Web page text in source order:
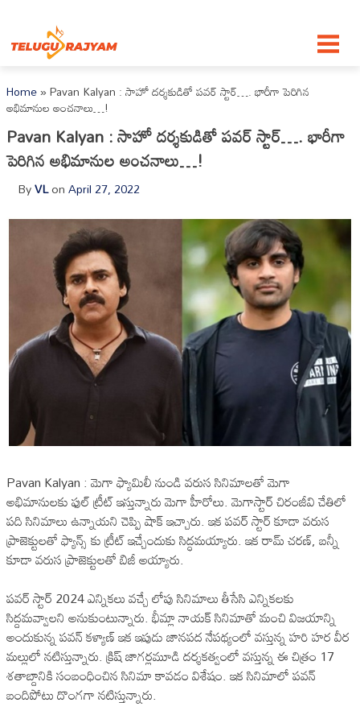
Home»Pavan Kalyan : సాహో దర్శకుడితో పవర్ స్టార్…. భారీగా పెరిగిన
అభిమానుల అంచనాలు…!
Pavan Kalyan : సాహో దర్శకుడితో పవర్ స్టార్…. భారీగా
పెరిగిన అభిమానుల అంచనాలు…!
ByVLonApril 27, 2022
Pavan Kalyan : మెగా ఫ్యామిలీ నుండి వరుస సినిమాలతో మెగా
అభిమానులకు ఫుల్ ట్రీట్ ఇస్తున్నారు మెగా హీరోలు. మెగాస్టార్ చిరంజీవి చేతిలో
పది సినిమాలు ఉన్నాయని చెప్పి షాక్ ఇచ్చారు. ఇక పవర్ స్టార్ కూడా వరుస
ప్రాజెక్టులతో ఫ్యాన్స్ కు ట్రీట్ ఇచ్చేందుకు సిద్ధమయ్యారు. ఇక రామ్ చరణ్, బన్నీ
కూడా వరుస ప్రాజెక్టులతో బిజీ అయ్యారు.
పవర్ స్టార్ 2024 ఎన్నికలు వచ్చే లోపు సినిమాలు తీసేసి ఎన్నికలకు
సిద్దమవ్వాలని అనుకుంటున్నారు. భీమ్లా నాయక్ సినిమాతో మంచి విజయాన్ని
అందుకున్న పవన్ కళ్యాణ్ ఇక ఇపుడు జానపద నేపథ్యంలో వస్తున్న హరి హర వీర
మల్లులో నటిస్తున్నారు. క్రిష్ జాగర్లమూడి దర్శకత్వంలో వస్తున్న ఈ చిత్రం 17
శతాబ్దానికి సంబంధించిన సినిమా కావడం విశేషం. ఇక సినిమాలో పవన్
బందిపోటు దొంగగా నటిస్తున్నారు.